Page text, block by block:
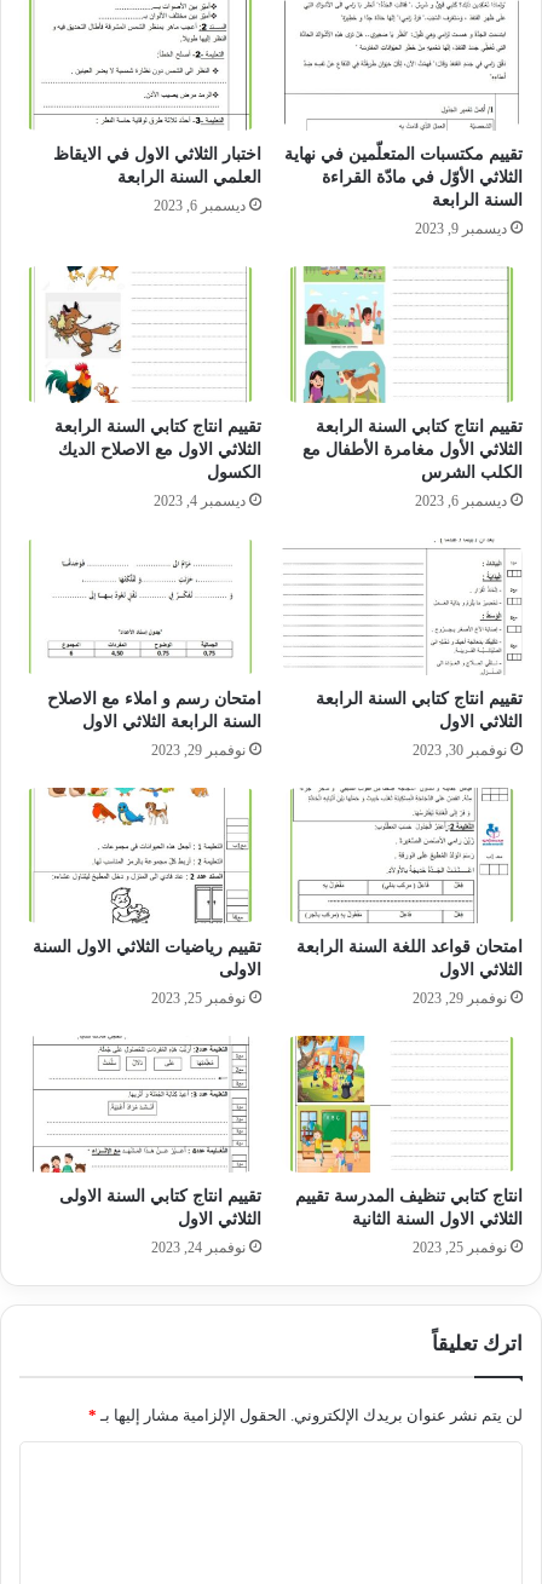
تقييم مكتسبات المتعلّمين في نهاية
الثلاثي الأوّل في مادّة القراءة
السنة الرابعة
ديسمبر 9, 2023
اختبار الثلاثي الاول في الايقاظ
العلمي السنة الرابعة
ديسمبر 6, 2023
تقييم انتاج كتابي السنة الرابعة
الثلاثي الأول مغامرة الأطفال مع
الكلب الشرس
ديسمبر 6, 2023
تقييم انتاج كتابي السنة الرابعة
الثلاثي الاول مع الاصلاح الديك
الكسول
ديسمبر 4, 2023
تقييم انتاج كتابي السنة الرابعة
الثلاثي الاول
نوفمبر 30, 2023
امتحان رسم و املاء مع الاصلاح
السنة الرابعة الثلاثي الاول
نوفمبر 29, 2023
امتحان قواعد اللغة السنة الرابعة
الثلاثي الاول
نوفمبر 29, 2023
تقييم رياضيات الثلاثي الاول السنة
الاولى
نوفمبر 25, 2023
انتاج كتابي تنظيف المدرسة تقييم
الثلاثي الاول السنة الثانية
نوفمبر 25, 2023
تقييم انتاج كتابي السنة الاولى
الثلاثي الاول
نوفمبر 24, 2023
اترك تعليقاً
لن يتم نشر عنوان بريدك الإلكتروني. الحقول الإلزامية مشار إليها بـ *